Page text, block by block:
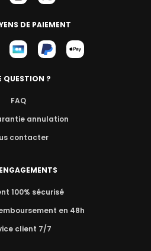
DE PAIEMENT
QUESTION ?
FAQ
annulation
contacter
100% sécurisé
en 48h
client 7/7